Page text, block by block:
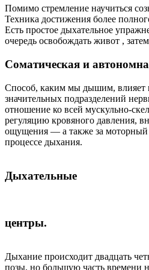
Помимо стремление научиться
Техника достижения более
Есть простое дыхательное
очередь освобождать живот ,
Соматическая и
Способ, каким мы дышим, влияет
значительных подразделений
отношение ко всей мускульно-
регуляцию кровяного давления,
ощущения — а также за моторный
процессе дыхания.
Дыхательные
центры.
Дыхание происходит двадцать
позы, но большую часть времени